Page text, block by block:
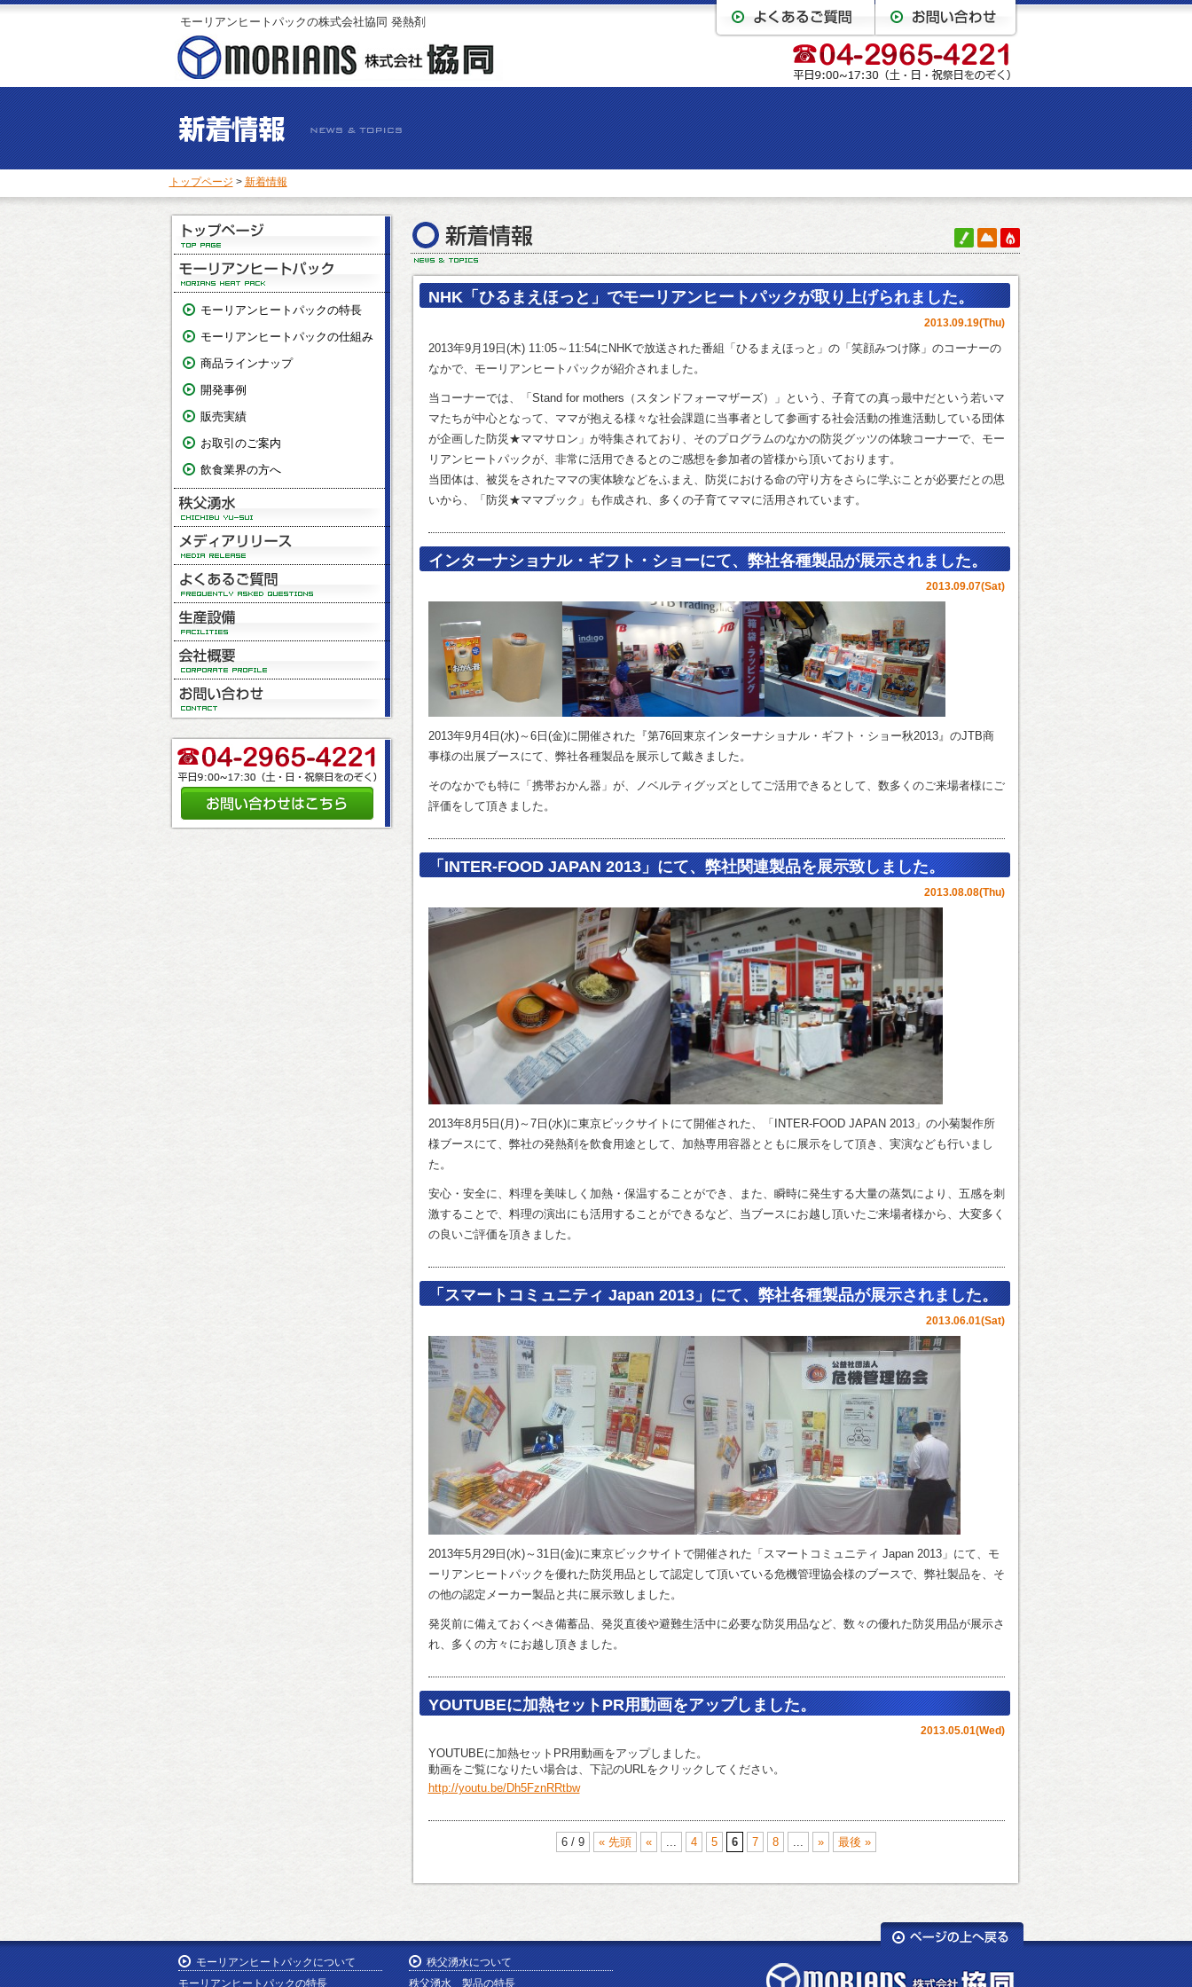
モーリアンヒートパックの株式会社協同 発熱剤
トップページ > 新着情報
モーリアンヒートパックの特長
モーリアンヒートパックの仕組み
商品ラインナップ
開発事例
販売実績
お取引のご案内
飲食業界の方へ
NHK「ひるまえほっと」でモーリアンヒートパックが取り上げられました。
2013.09.19(Thu)
2013年9月19日(木) 11:05～11:54にNHKで放送された番組「ひるまえほっと」の「笑顔みつけ隊」のコーナーの
なかで、モーリアンヒートパックが紹介されました。
当コーナーでは、「Stand for mothers（スタンドフォーマザーズ）」という、子育ての真っ最中だという若いマ
マたちが中心となって、ママが抱える様々な社会課題に当事者として参画する社会活動の推進活動している団体
が企画した防災★ママサロン」が特集されており、そのプログラムのなかの防災グッツの体験コーナーで、モー
リアンヒートパックが、非常に活用できるとのご感想を参加者の皆様から頂いております。
当団体は、被災をされたママの実体験などをふまえ、防災における命の守り方をさらに学ぶことが必要だとの思
いから、「防災★ママブック」も作成され、多くの子育てママに活用されています。
インターナショナル・ギフト・ショーにて、弊社各種製品が展示されました。
2013.09.07(Sat)
2013年9月4日(水)～6日(金)に開催された『第76回東京インターナショナル・ギフト・ショー秋2013』のJTB商
事様の出展ブースにて、弊社各種製品を展示して戴きました。
そのなかでも特に「携帯おかん器」が、ノベルティグッズとしてご活用できるとして、数多くのご来場者様にご
評価をして頂きました。
「INTER-FOOD JAPAN 2013」にて、弊社関連製品を展示致しました。
2013.08.08(Thu)
2013年8月5日(月)～7日(水)に東京ビックサイトにて開催された、「INTER-FOOD JAPAN 2013」の小菊製作所
様ブースにて、弊社の発熱剤を飲食用途として、加熱専用容器とともに展示をして頂き、実演なども行いまし
た。
安心・安全に、料理を美味しく加熱・保温することができ、また、瞬時に発生する大量の蒸気により、五感を刺
激することで、料理の演出にも活用することができるなど、当ブースにお越し頂いたご来場者様から、大変多く
の良いご評価を頂きました。
「スマートコミュニティ Japan 2013」にて、弊社各種製品が展示されました。
2013.06.01(Sat)
2013年5月29日(水)～31日(金)に東京ビックサイトで開催された「スマートコミュニティ Japan 2013」にて、モ
ーリアンヒートパックを優れた防災用品として認定して頂いている危機管理協会様のブースで、弊社製品を、そ
の他の認定メーカー製品と共に展示致しました。
発災前に備えておくべき備蓄品、発災直後や避難生活中に必要な防災用品など、数々の優れた防災用品が展示さ
れ、多くの方々にお越し頂きました。
YOUTUBEに加熱セットPR用動画をアップしました。
2013.05.01(Wed)
YOUTUBEに加熱セットPR用動画をアップしました。
動画をご覧になりたい場合は、下記のURLをクリックしてください。
http://youtu.be/Dh5FznRRtbw
6 / 9 « 先頭 « ... 4 5 6 7 8 ... » 最後 »
モーリアンヒートパックについて
モーリアンヒートパックの特長
秩父湧水について
秩父湧水 製品の特長